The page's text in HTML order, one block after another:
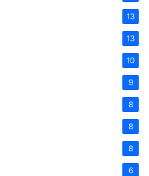
13
13
10
9
8
8
8
6